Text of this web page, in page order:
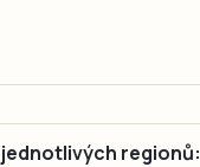
regionů: